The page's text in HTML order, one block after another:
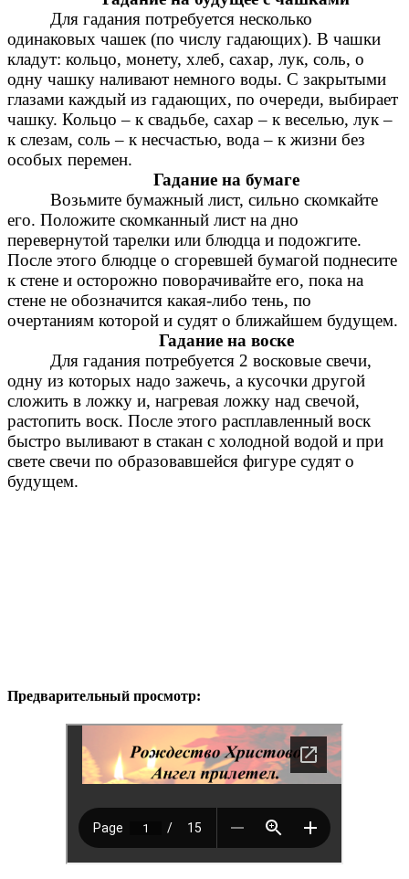
Для гадания потребуется несколько
одинаковых чашек (по числу гадающих). В чашки
кладут: кольцо, монету, хлеб, сахар, лук, соль, о
одну чашку наливают немного воды. С закрытыми
глазами каждый из гадающих, по очереди, выбирает
чашку. Кольцо – к свадьбе, сахар – к веселью, лук –
к слезам, соль – к несчастью, вода – к жизни без
особых перемен.
Гадание на бумаге
Возьмите бумажный лист, сильно скомкайте
его. Положите скомканный лист на дно
перевернутой тарелки или блюдца и подожгите.
После этого блюдце о сгоревшей бумагой поднесите
к стене и осторожно поворачивайте его, пока на
стене не обозначится какая-либо тень, по
очертаниям которой и судят о ближайшем будущем.
Гадание на воске
Для гадания потребуется 2 восковые свечи,
одну из которых надо зажечь, а кусочки другой
сложить в ложку и, нагревая ложку над свечой,
растопить воск. После этого расплавленный воск
быстро выливают в стакан с холодной водой и при
свете свечи по образовавшейся фигуре судят о
будущем.
Предварительный просмотр: